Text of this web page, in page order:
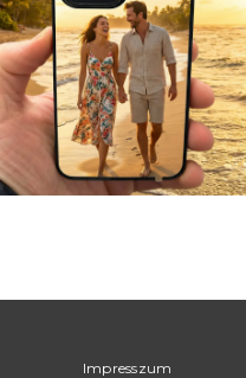
Impresszum